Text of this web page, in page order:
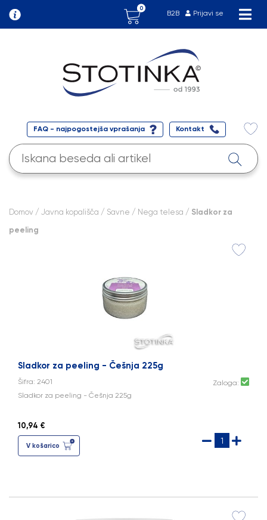
B2B Prijavi se
0
FAQ - najpogostejša vprašanja Kontakt
Domov / Javna kopališča / Savne / Nega telesa / Sladkor za
peeling
Sladkor za peeling - Češnja 225g
Šifra: 2401
Zaloga:
Sladkor za peeling - Češnja 225g
10,94 €
V košarico